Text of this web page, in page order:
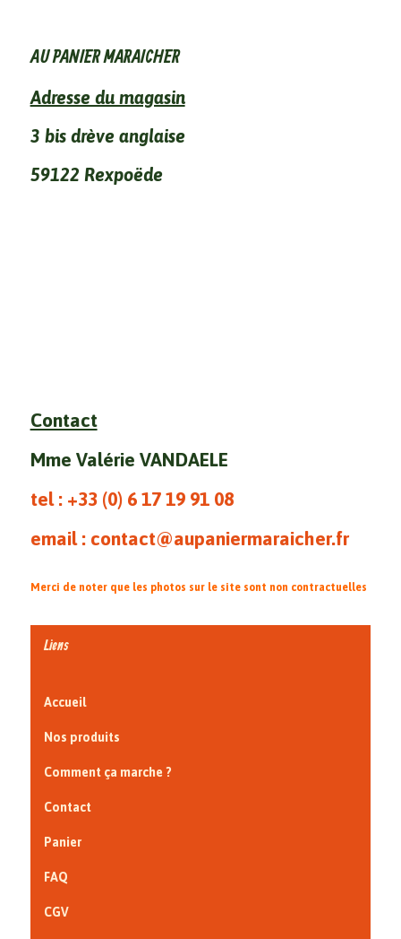
AU PANIER MARAICHER
Adresse du magasin
3 bis drève anglaise
59122 Rexpoëde
Contact
Mme Valérie VANDAELE
tel : +33 (0) 6 17 19 91 08
email : contact@aupaniermaraicher.fr
Merci de noter que les photos sur le site sont non contractuelles
Liens
Accueil
Nos produits
Comment ça marche ?
Contact
Panier
FAQ
CGV